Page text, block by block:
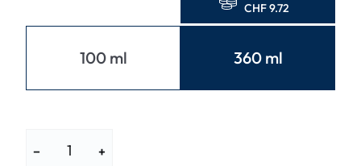
100 ml
CHF 9.72
360 ml
− +